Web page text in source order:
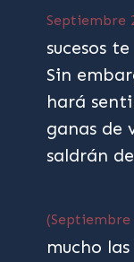
Septiembre
sucesos
Sin
hará
ganas de
saldrán
mucho